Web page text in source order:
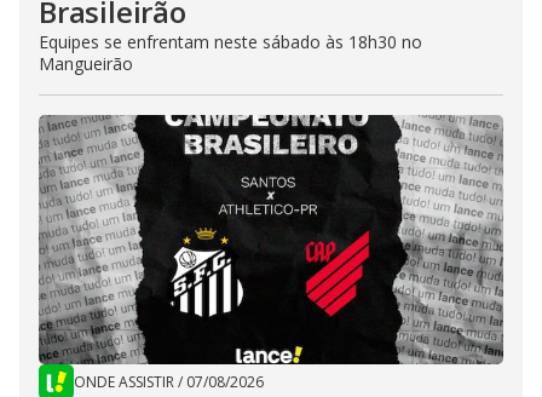
Brasileirão
Equipes se enfrentam neste sábado às 18h30 no
Mangueirão
ONDE ASSISTIR/ 07/08/2026